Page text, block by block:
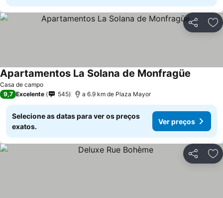
Partilhar
Casa de campo
Apartamentos La Solana de Monfragüe
9,7 Excelente 545 a 6.9 km de Plaza Mayor
Selecione as datas para ver os preços
exatos.
Ver preços
Partilhar